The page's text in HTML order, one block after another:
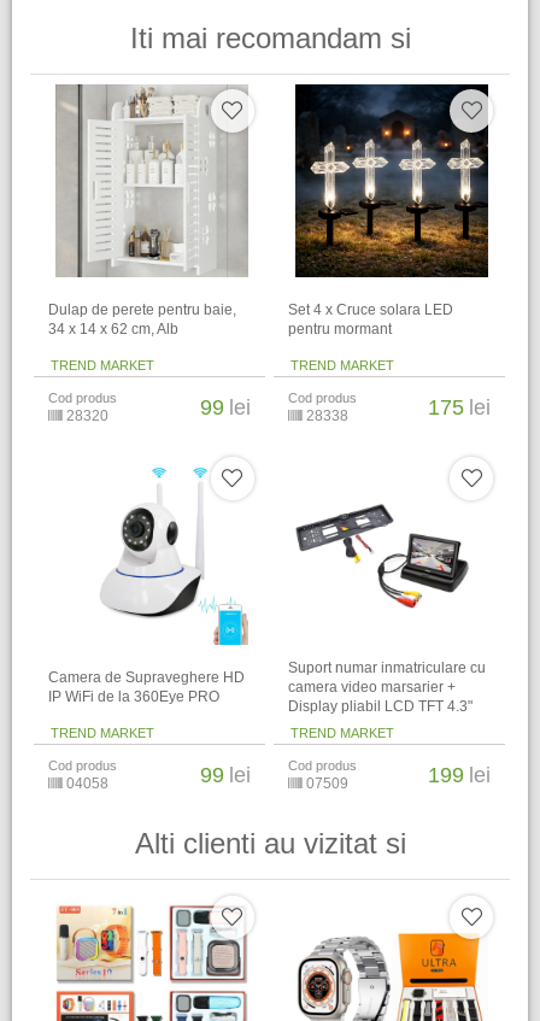
Iti mai recomandam si
Dulap de perete pentru baie,
34 x 14 x 62 cm​, Alb
TREND MARKET
Cod produs
28320 99 lei
Set 4 x Cruce solara LED
pentru mormant
TREND MARKET
Cod produs
28338 175 lei
Camera de Supraveghere HD
IP WiFi de la 360Eye PRO
TREND MARKET
Cod produs
04058 99 lei
Suport numar inmatriculare cu
camera video marsarier +
Display pliabil LCD TFT 4.3"
TREND MARKET
Cod produs
07509 199 lei
Alti clienti au vizitat si